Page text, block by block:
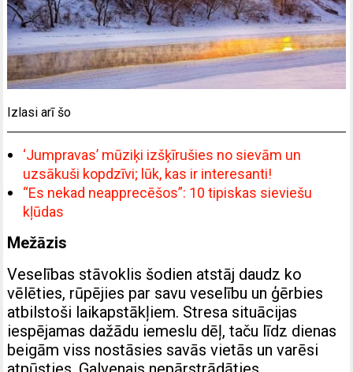
Izlasi arī šo
‘Jumpravas’ mūziķi izšķīrušies no sievām un
uzsākuši kopdzīvi; lūk, kas ir interesanti!
“Es nekad neapprecēšos”: 10 tipiskas sieviešu
kļūdas
Mežāzis
Veselības stāvoklis šodien atstāj daudz ko
vēlēties, rūpējies par savu veselību un ģērbies
atbilstoši laikapstākļiem. Stresa situācijas
iespējamas dažādu iemeslu dēļ, taču līdz dienas
beigām viss nostāsies savās vietās un varēsi